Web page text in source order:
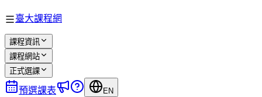
臺大課程網
課程資訊
課程網站
正式選課
預選課表 EN